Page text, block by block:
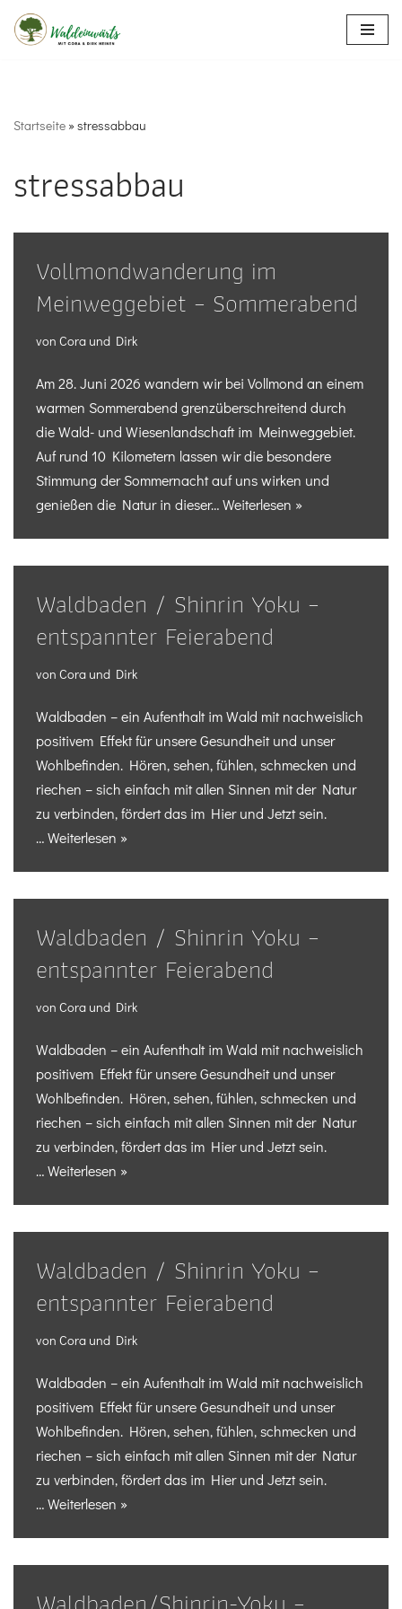
Zum
Startseite »stressabbau
stressabbau
Vollmondwanderung im
Meinweggebiet – Sommerabend
von Cora und Dirk
Am 28. Juni 2026 wandern wir bei Vollmond an einem
warmen Sommerabend grenzüberschreitend durch
die Wald- und Wiesenlandschaft im Meinweggebiet.
Auf rund 10 Kilometern lassen wir die besondere
Stimmung der Sommernacht auf uns wirken und
genießen die Natur in dieser…Weiterlesen »
Waldbaden / Shinrin Yoku –
entspannter Feierabend
von Cora und Dirk
Waldbaden – ein Aufenthalt im Wald mit nachweislich
positivem Effekt für unsere Gesundheit und unser
Wohlbefinden. Hören, sehen, fühlen, schmecken und
riechen – sich einfach mit allen Sinnen mit der Natur
zu verbinden, fördert das im Hier und Jetzt sein.
…Weiterlesen »
Waldbaden / Shinrin Yoku –
entspannter Feierabend
von Cora und Dirk
Waldbaden – ein Aufenthalt im Wald mit nachweislich
positivem Effekt für unsere Gesundheit und unser
Wohlbefinden. Hören, sehen, fühlen, schmecken und
riechen – sich einfach mit allen Sinnen mit der Natur
zu verbinden, fördert das im Hier und Jetzt sein.
…Weiterlesen »
Waldbaden / Shinrin Yoku –
entspannter Feierabend
von Cora und Dirk
Waldbaden – ein Aufenthalt im Wald mit nachweislich
positivem Effekt für unsere Gesundheit und unser
Wohlbefinden. Hören, sehen, fühlen, schmecken und
riechen – sich einfach mit allen Sinnen mit der Natur
zu verbinden, fördert das im Hier und Jetzt sein.
…Weiterlesen »